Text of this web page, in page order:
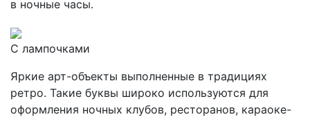
в ночные часы.
С лампочками
Яркие арт-объекты выполненные в традициях
ретро. Такие буквы широко используются для
оформления ночных клубов, ресторанов, караоке-